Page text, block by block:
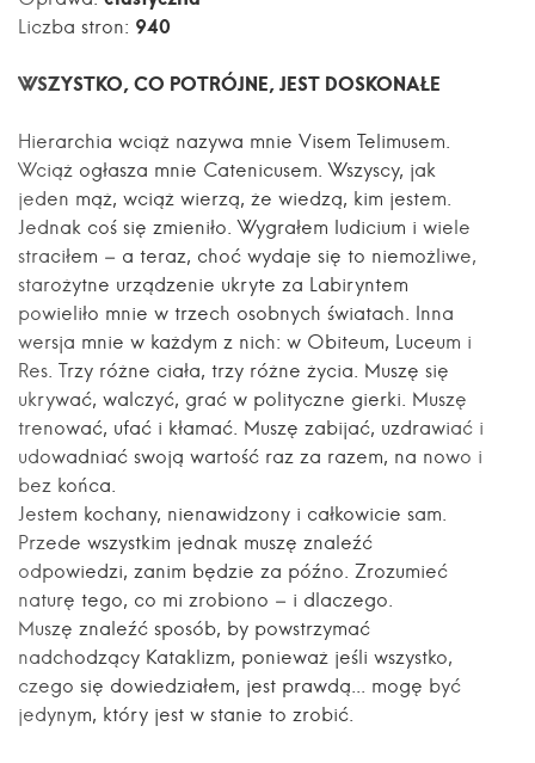
Liczba stron: 940
WSZYSTKO, CO POTRÓJNE, JEST DOSKONAŁE
Hierarchia wciąż nazywa mnie Visem Telimusem.
Wciąż ogłasza mnie Catenicusem. Wszyscy, jak
jeden mąż, wciąż wierzą, że wiedzą, kim jestem.
Jednak coś się zmieniło. Wygrałem Iudicium i wiele
straciłem – a teraz, choć wydaje się to niemożliwe,
starożytne urządzenie ukryte za Labiryntem
powieliło mnie w trzech osobnych światach. Inna
wersja mnie w każdym z nich: w Obiteum, Luceum i
Res. Trzy różne ciała, trzy różne życia. Muszę się
ukrywać, walczyć, grać w polityczne gierki. Muszę
trenować, ufać i kłamać. Muszę zabijać, uzdrawiać i
udowadniać swoją wartość raz za razem, na nowo i
bez końca.
Jestem kochany, nienawidzony i całkowicie sam.
Przede wszystkim jednak muszę znaleźć
odpowiedzi, zanim będzie za późno. Zrozumieć
naturę tego, co mi zrobiono – i dlaczego.
Muszę znaleźć sposób, by powstrzymać
nadchodzący Kataklizm, ponieważ jeśli wszystko,
czego się dowiedziałem, jest prawdą... mogę być
jedynym, który jest w stanie to zrobić.